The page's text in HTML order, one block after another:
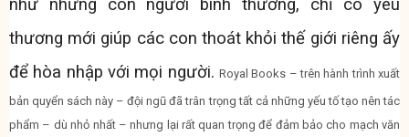
như những con người bình thường, chỉ có yêu
thương mới giúp các con thoát khỏi thế giới riêng ấy
để hòa nhập với mọi người. Royal Books – trên hành trình xuất
bản quyển sách này – đội ngũ đã trân trọng tất cả những yếu tố tạo nên tác
phẩm – dù nhỏ nhất – nhưng lại rất quan trọng để đảm bảo cho mạch văn